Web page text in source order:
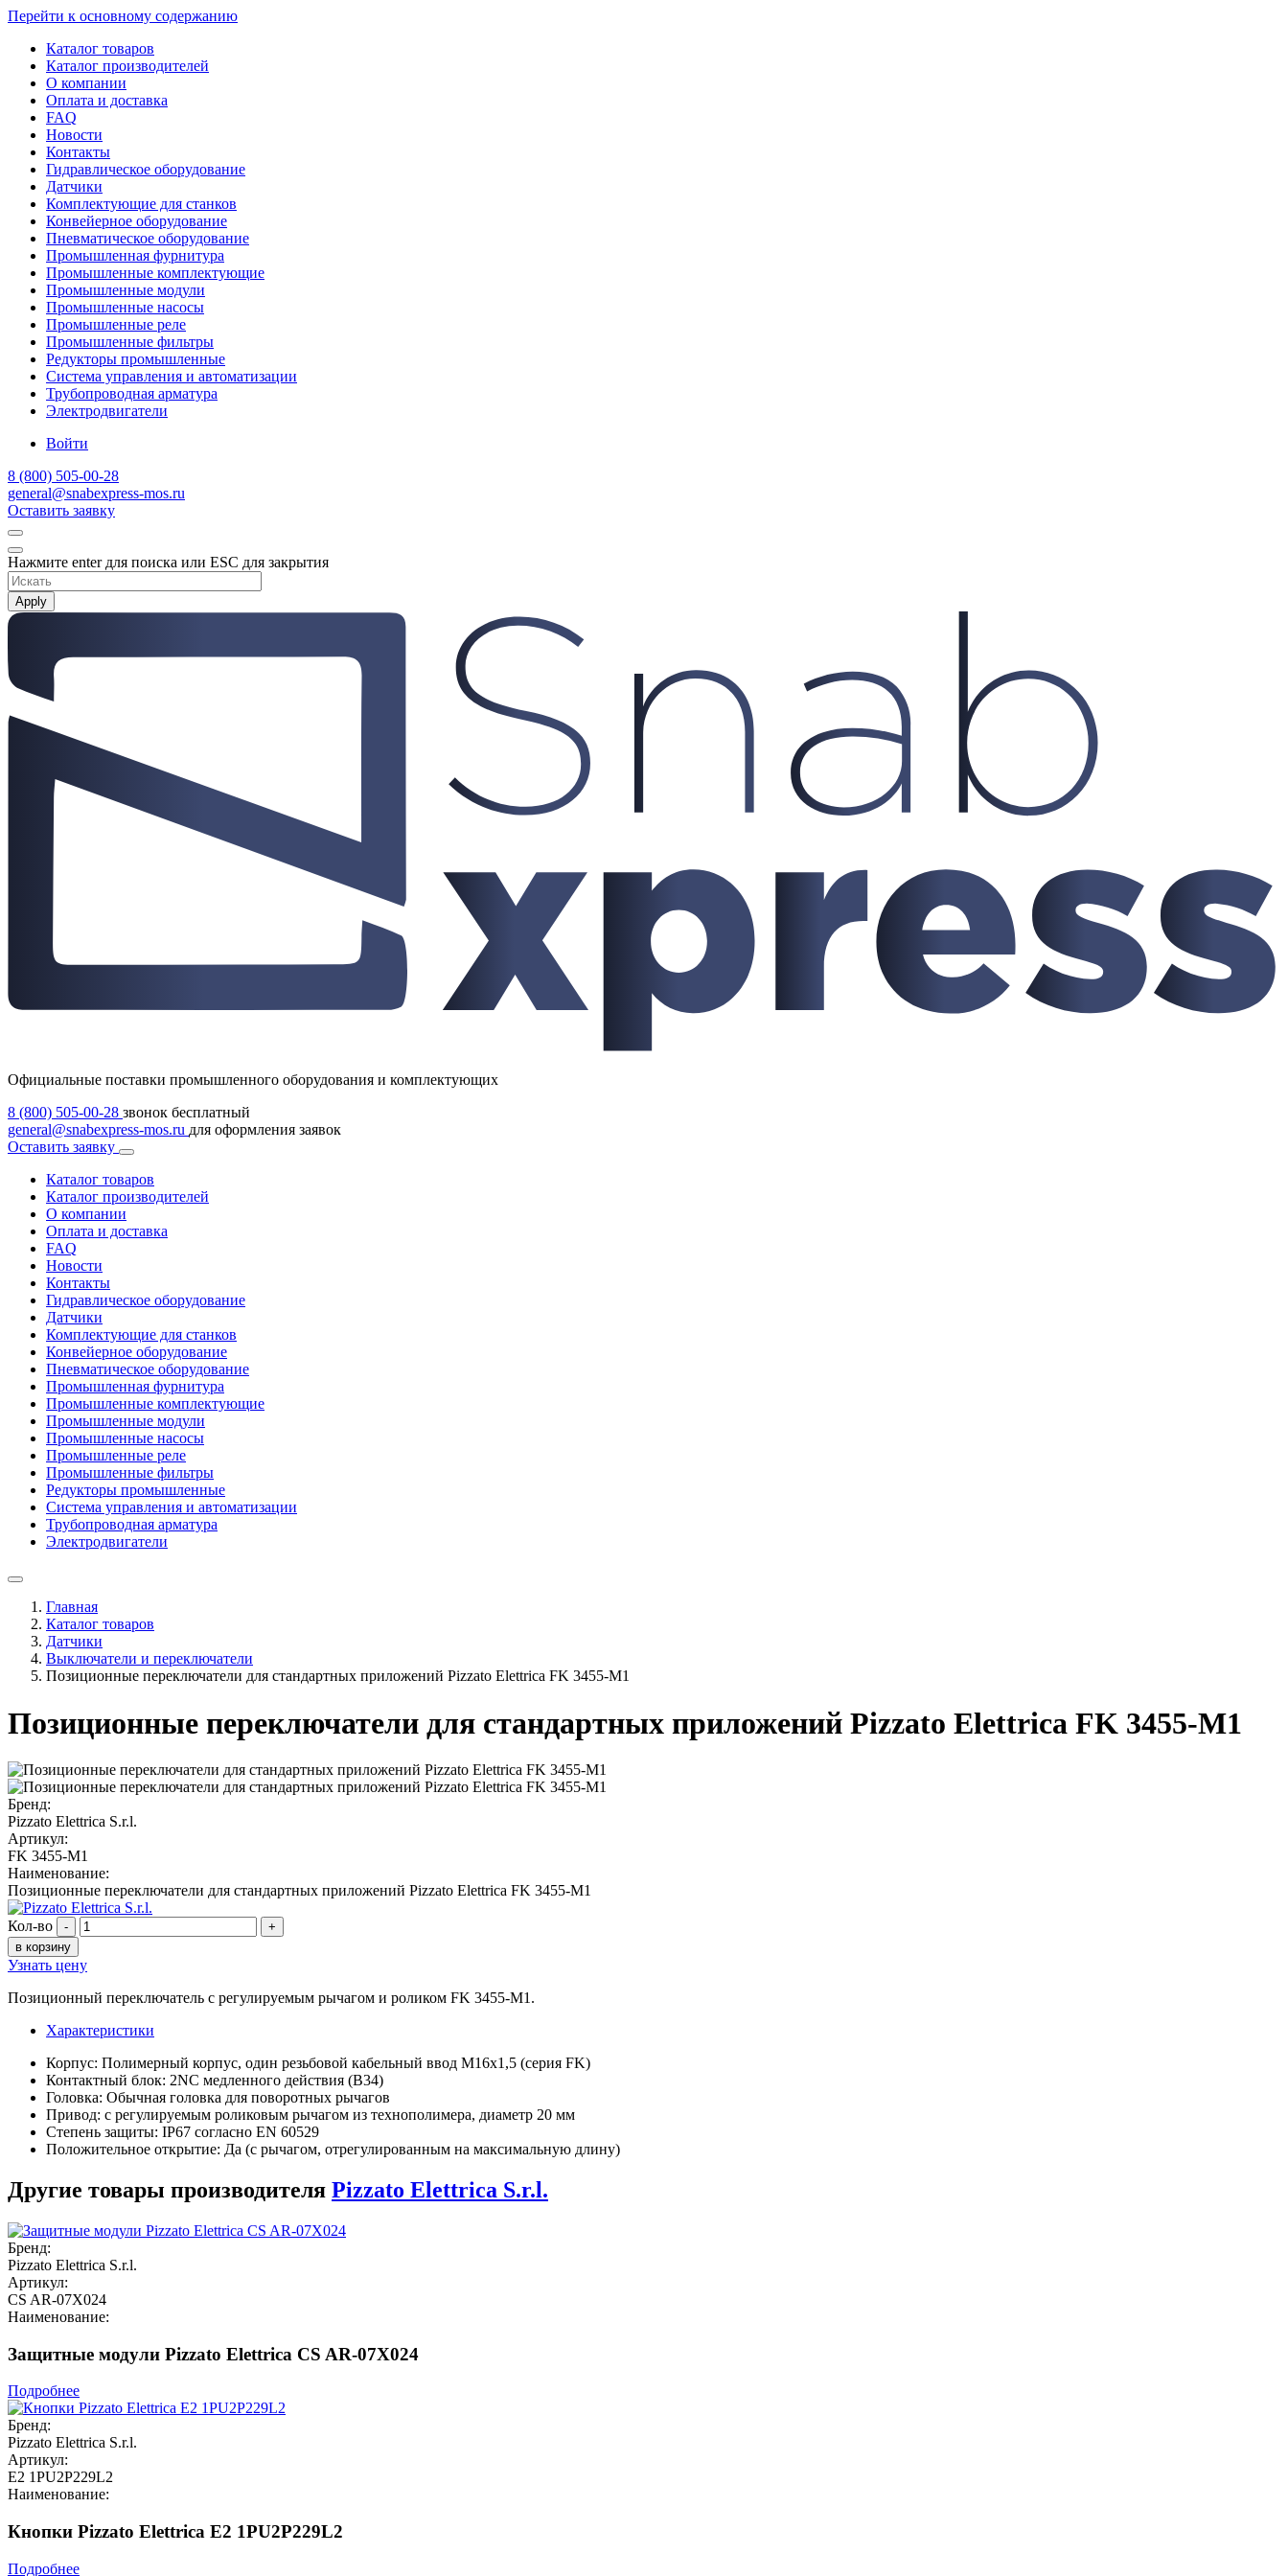
Перейти к основному содержанию
Каталог товаров
Каталог производителей
О компании
Оплата и доставка
FAQ
Новости
Контакты
Гидравлическое оборудование
Датчики
Комплектующие для станков
Конвейерное оборудование
Пневматическое оборудование
Промышленная фурнитура
Промышленные комплектующие
Промышленные модули
Промышленные насосы
Промышленные реле
Промышленные фильтры
Редукторы промышленные
Система управления и автоматизации
Трубопроводная арматура
Электродвигатели
Войти
8 (800) 505-00-28
general@snabexpress-mos.ru
Оставить заявку
Нажмите enter для поиска или ESC для закрытия
Apply
Официальные поставки промышленного оборудования и комплектующих
8 (800) 505-00-28 звонок бесплатный
general@snabexpress-mos.ru для оформления заявок
Оставить заявку
Каталог товаров
Каталог производителей
О компании
Оплата и доставка
FAQ
Новости
Контакты
Гидравлическое оборудование
Датчики
Комплектующие для станков
Конвейерное оборудование
Пневматическое оборудование
Промышленная фурнитура
Промышленные комплектующие
Промышленные модули
Промышленные насосы
Промышленные реле
Промышленные фильтры
Редукторы промышленные
Система управления и автоматизации
Трубопроводная арматура
Электродвигатели
Главная
Каталог товаров
Датчики
Выключатели и переключатели
Позиционные переключатели для стандартных приложений Pizzato Elettrica FK 3455-M1
Позиционные переключатели для стандартных приложений Pizzato Elettrica FK 3455-M1
Бренд:
Pizzato Elettrica S.r.l.
Артикул:
FK 3455-M1
Наименование:
Позиционные переключатели для стандартных приложений Pizzato Elettrica FK 3455-M1
Кол-во -
+
в корзину
Узнать цену
Позиционный переключатель с регулируемым рычагом и роликом FK 3455-M1.
Характеристики
Корпус: Полимерный корпус, один резьбовой кабельный ввод M16x1,5 (серия FK)
Контактный блок: 2NC медленного действия (B34)
Головка: Обычная головка для поворотных рычагов
Привод: с регулируемым роликовым рычагом из технополимера, диаметр 20 мм
Степень защиты: IP67 согласно EN 60529
Положительное открытие: Да (с рычагом, отрегулированным на максимальную длину)
Другие товары производителя Pizzato Elettrica S.r.l.
Бренд:
Pizzato Elettrica S.r.l.
Артикул:
CS AR-07X024
Наименование:
Защитные модули Pizzato Elettrica CS AR-07X024
Подробнее
Бренд:
Pizzato Elettrica S.r.l.
Артикул:
E2 1PU2P229L2
Наименование:
Кнопки Pizzato Elettrica E2 1PU2P229L2
Подробнее